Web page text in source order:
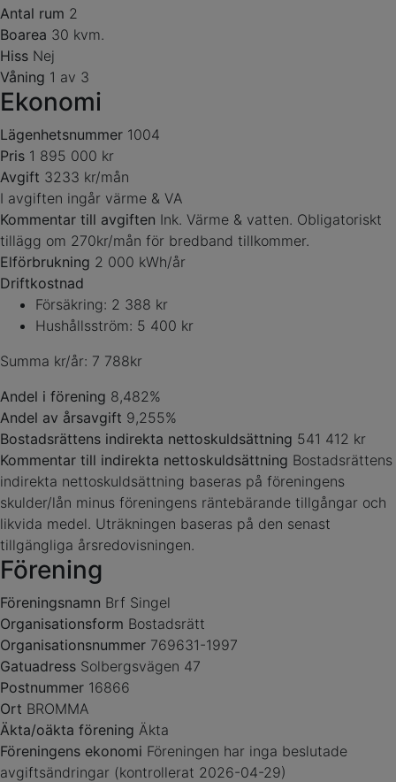
Antal rum 2
Boarea 30 kvm.
Hiss Nej
Våning 1 av 3
Ekonomi
Lägenhetsnummer 1004
Pris 1 895 000 kr
Avgift 3233 kr/mån
I avgiften ingår värme & VA
Kommentar till avgiften Ink. Värme & vatten. Obligatoriskt
tillägg om 270kr/mån för bredband tillkommer.
Elförbrukning 2 000 kWh/år
Driftkostnad
Försäkring: 2 388 kr
Hushållsström: 5 400 kr
Summa kr/år: 7 788kr
Andel i förening 8,482%
Andel av årsavgift 9,255%
Bostadsrättens indirekta nettoskuldsättning 541 412 kr
Kommentar till indirekta nettoskuldsättning Bostadsrättens
indirekta nettoskuldsättning baseras på föreningens
skulder/lån minus föreningens räntebärande tillgångar och
likvida medel. Uträkningen baseras på den senast
tillgängliga årsredovisningen.
Förening
Föreningsnamn Brf Singel
Organisationsform Bostadsrätt
Organisationsnummer 769631-1997
Gatuadress Solbergsvägen 47
Postnummer 16866
Ort BROMMA
Äkta/oäkta förening Äkta
Föreningens ekonomi Föreningen har inga beslutade
avgiftsändringar (kontrollerat 2026-04-29)